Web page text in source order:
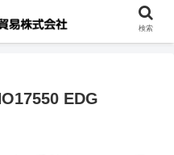
器具・カウハッチなどの輸入販売を
す。
EDG
検索